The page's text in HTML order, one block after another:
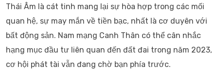
Thái Âm là cát tinh mang lại sự hòa hợp trong các mối
quan hệ, sự may mắn về tiền bạc, nhất là cơ duyên với
bất động sản. Nam mạng Canh Thân có thể cân nhắc
hạng mục đầu tư liên quan đến đất đai trong năm 2023,
cơ hội phát tài vẫn đang chờ bạn phía trước.